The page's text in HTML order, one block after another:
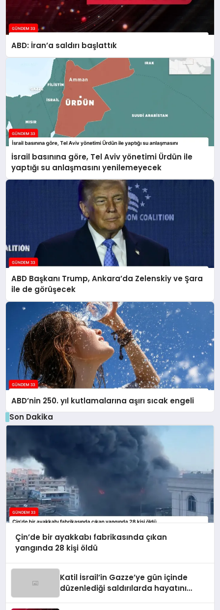
ABD: İran’a saldırı başlattık
İsrail basınına göre, Tel Aviv yönetimi Ürdün ile
yaptığı su anlaşmasını yenilemeyecek
ABD Başkanı Trump, Ankara’da Zelenskiy ve Şara
ile de görüşecek
ABD’nin 250. yıl kutlamalarına aşırı sıcak engeli
Son Dakika
Çin’de bir ayakkabı fabrikasında çıkan
yangında 28 kişi öldü
Katil İsrail’in Gazze’ye gün içinde
düzenlediği saldırılarda hayatını